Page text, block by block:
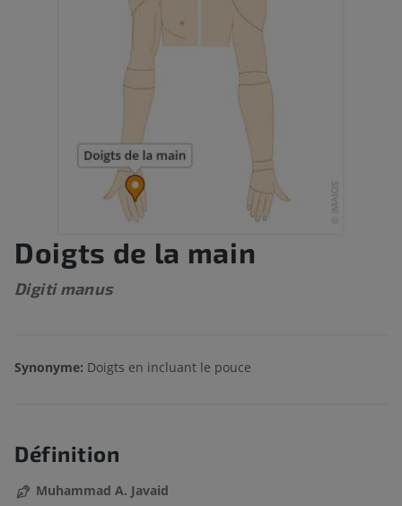
Doigts de la main
Digiti manus
Synonyme: Doigts en incluant le pouce
Définition
Muhammad A. Javaid